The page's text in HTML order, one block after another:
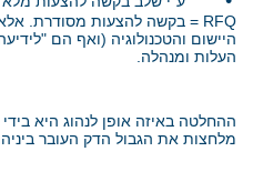
RFQ = בקשה להצעות מסודרת. אלא
היישום והטכנולוגיה (ואף הם
העלות ומנהלה.
ההחלטה באיזה אופן לנהוג היא בידי
מלחצות את הגבול הדק העובר